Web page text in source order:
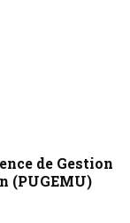
de Gestion
(PUGEMU)